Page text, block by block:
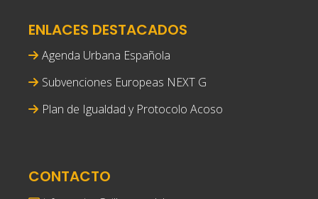
ENLACES DESTACADOS
Agenda Urbana Española
Subvenciones Europeas NEXT G
Plan de Igualdad y Protocolo Acoso
CONTACTO